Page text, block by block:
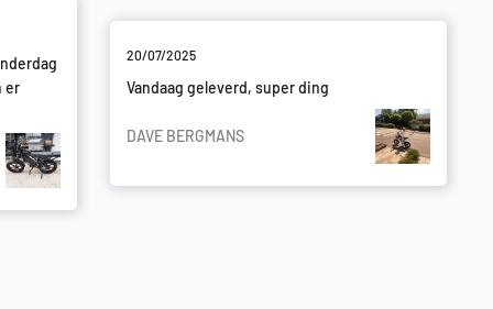
er
20/07/2025
Vandaag geleverd, super ding
DAVE BERGMANS